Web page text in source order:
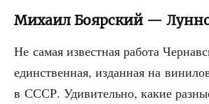
Михаил Боярский —
Не самая извест­ная рабо­та
един­ствен­ная, издан­ная на
в СССР. Уди­ви­тель­но, какие